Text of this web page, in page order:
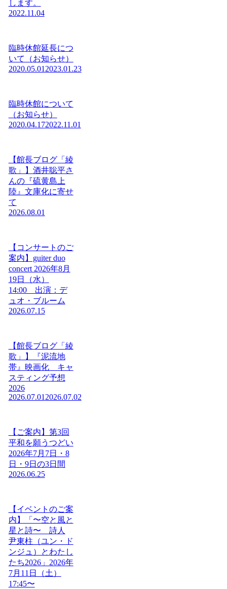
します。
2022.11.04
臨時休館延長につ
いて（お知らせ）
2020.05.01 2023.01.23
臨時休館について
（お知らせ）
2020.04.172022.11.01
【館長ブログ「綾
歌」】酒井聡平さ
んの『硫黄島上
陸』文庫化に寄せ
て
2026.08.01
【コンサートのご
案内】guiter duo
concert 2026年8月
19日（水）
14:00 出演：デ
ュオ・ブルーム
2026.07.15
【館長ブログ「綾
歌」】『泥流地
帯』映画化 キャ
スティング予想
2026
2026.07.01 2026.07.02
【ご案内】第3回
平和を願うつどい
2026年7月7日・8
日・9日の3日間
2026.06.25
【イベントのご案
内】「〜空と風と
星と詩〜 詩人
尹東柱（ユン・ド
ンジュ）とわたし
たち2026」2026年
7月11日（土）
17:45〜